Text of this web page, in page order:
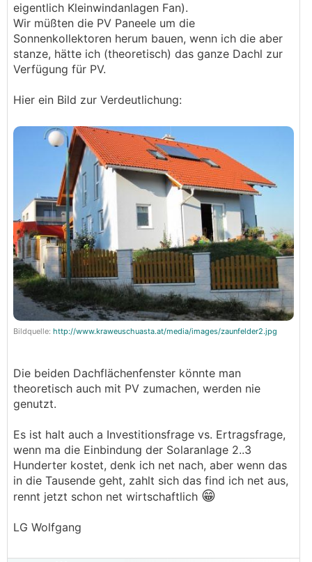
eigentlich Kleinwindanlagen Fan).
Wir müßten die PV Paneele um die
Sonnenkollektoren herum bauen, wenn ich die aber
stanze, hätte ich (theoretisch) das ganze Dachl zur
Verfügung für PV.
Hier ein Bild zur Verdeutlichung:
Bildquelle: http://www.kraweuschuasta.at/media/images/zaunfelder2.jpg
Die beiden Dachflächenfenster könnte man
theoretisch auch mit PV zumachen, werden nie
genutzt.
Es ist halt auch a Investitionsfrage vs. Ertragsfrage,
wenn ma die Einbindung der Solaranlage 2..3
Hunderter kostet, denk ich net nach, aber wenn das
in die Tausende geht, zahlt sich das find ich net aus,
rennt jetzt schon net wirtschaftlich 😁
LG Wolfgang